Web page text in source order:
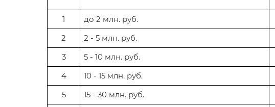
1 до 2 млн. руб.
2
2 - 5 млн. руб.
3
5 - 10 млн. руб.
4
10 - 15 млн. руб.
5
15 - 30 млн. руб.